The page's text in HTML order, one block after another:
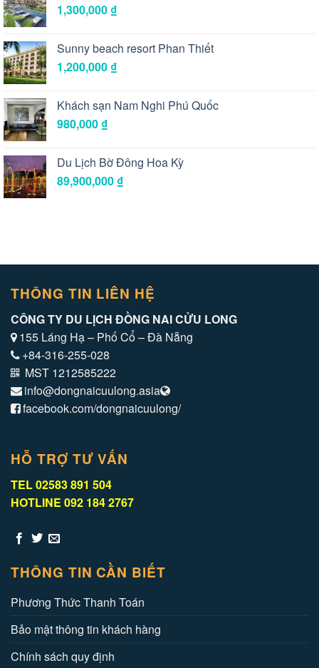
1,300,000 ₫
Sunny beach resort Phan Thiết
1,200,000 ₫
Khách sạn Nam Nghi Phú Quốc
980,000 ₫
Du Lịch Bờ Đông Hoa Kỳ
89,900,000 ₫
THÔNG TIN LIÊN HỆ
CÔNG TY DU LỊCH ĐỒNG NAI CỬU LONG
155 Láng Hạ – Phố Cổ – Đà Nẵng
+84-316-255-028
MST 1212585222
info@dongnaicuulong.asia
facebook.com/dongnaicuulong/
HỖ TRỢ TƯ VẤN
TEL 02583 891 504
HOTLINE 092 184 2767
THÔNG TIN CẦN BIẾT
Phương Thức Thanh Toán
Bảo mật thông tin khách hàng
Chính sách quy định